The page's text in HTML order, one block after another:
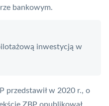
bankowym.
inwestycją w
przedstawił w 2020 r., o